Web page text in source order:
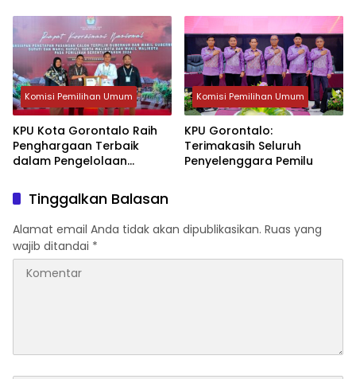
Gubernur Terpilih Pilkada
2024
Komisi Pemilihan Umum
KPU Kota Gorontalo Raih
Penghargaan Terbaik
dalam Pengelolaan
Perseorangan
Komisi Pemilihan Umum
KPU Gorontalo:
Terimakasih Seluruh
Penyelenggara Pemilu
Tinggalkan Balasan
Alamat email Anda tidak akan dipublikasikan. Ruas yang
wajib ditandai *